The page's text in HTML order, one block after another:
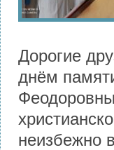
Дорогие
днём
неизбежно